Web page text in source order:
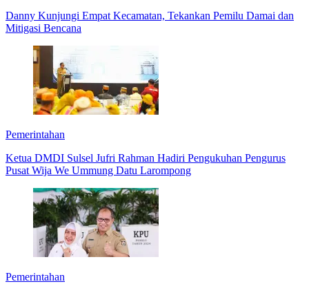
Danny Kunjungi Empat Kecamatan, Tekankan Pemilu Damai dan
Mitigasi Bencana
Pemerintahan
Ketua DMDI Sulsel Jufri Rahman Hadiri Pengukuhan Pengurus
Pusat Wija We Ummung Datu Larompong
Pemerintahan